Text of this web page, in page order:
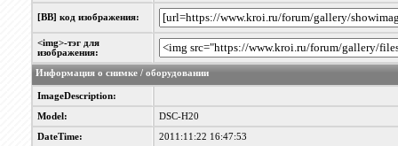
[BB] код изображения:
<img>-тэг для
изображения:
Информация о снимке / оборудовании
ImageDescription:
Model: DSC-H20
DateTime: 2011:11:22 16:47:53